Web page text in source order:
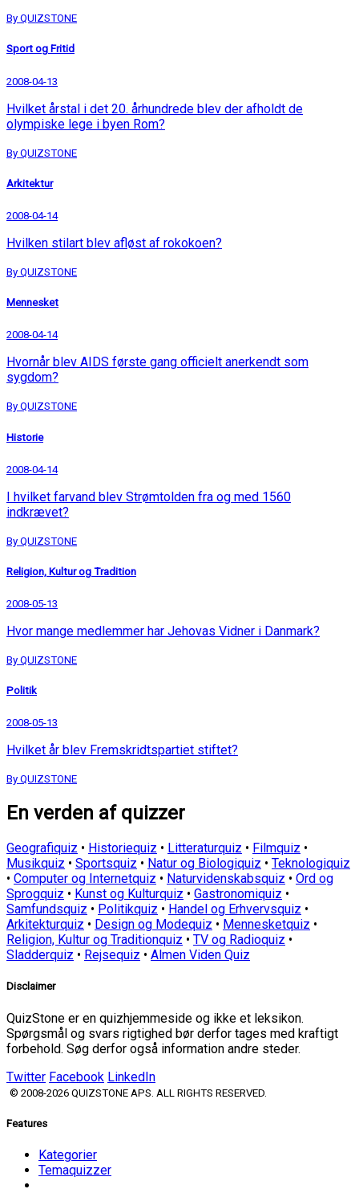
By QUIZSTONE
Sport og Fritid
2008-04-13
Hvilket årstal i det 20. århundrede blev der afholdt de
olympiske lege i byen Rom?
By QUIZSTONE
Arkitektur
2008-04-14
Hvilken stilart blev afløst af rokokoen?
By QUIZSTONE
Mennesket
2008-04-14
Hvornår blev AIDS første gang officielt anerkendt som
sygdom?
By QUIZSTONE
Historie
2008-04-14
I hvilket farvand blev Strømtolden fra og med 1560
indkrævet?
By QUIZSTONE
Religion, Kultur og Tradition
2008-05-13
Hvor mange medlemmer har Jehovas Vidner i Danmark?
By QUIZSTONE
Politik
2008-05-13
Hvilket år blev Fremskridtspartiet stiftet?
By QUIZSTONE
En verden af quizzer
Geografiquiz • Historiequiz • Litteraturquiz • Filmquiz •
Musikquiz • Sportsquiz • Natur og Biologiquiz • Teknologiquiz
• Computer og Internetquiz • Naturvidenskabsquiz • Ord og
Sprogquiz • Kunst og Kulturquiz • Gastronomiquiz •
Samfundsquiz • Politikquiz • Handel og Erhvervsquiz •
Arkitekturquiz • Design og Modequiz • Mennesketquiz •
Religion, Kultur og Traditionquiz • TV og Radioquiz •
Sladderquiz • Rejsequiz • Almen Viden Quiz
Disclaimer
QuizStone er en quizhjemmeside og ikke et leksikon.
Spørgsmål og svars rigtighed bør derfor tages med kraftigt
forbehold. Søg derfor også information andre steder.
Twitter Facebook LinkedIn
© 2008-2026 QUIZSTONE APS. ALL RIGHTS RESERVED.
Features
Kategorier
Temaquizzer